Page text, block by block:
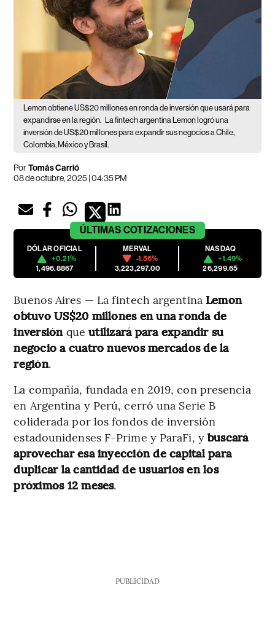
Lemon obtiene US$20 millones en ronda de inversión que usará para
expandirse en la región. La fintech argentina Lemon logró una
inversión de US$20 millones para expandir sus negocios a Chile,
Colombia, México y Brasil.
PorTomás Carrió
08 de octubre, 2025 | 04:35 PM
ÚLTIMAS COTIZACIONES
DÓLAR OFICIAL
+0.21%
1,496.8867
MERVAL
-1.56%
3,223,297.00
NASDAQ
+1.49%
26,299.65
Buenos Aires — La fintech argentina Lemon
obtuvo US$20 millones en una ronda de
inversión queutilizará para expandir su
negocio a cuatro nuevos mercados de la
región.
La compañía, fundada en 2019, con presencia
en Argentina y Perú, cerró una Serie B
coliderada por los fondos de inversión
estadounidenses F-Prime y ParaFi, y buscará
aprovechar esa inyección de capital para
duplicar la cantidad de usuarios en los
próximos 12 meses.
PUBLICIDAD